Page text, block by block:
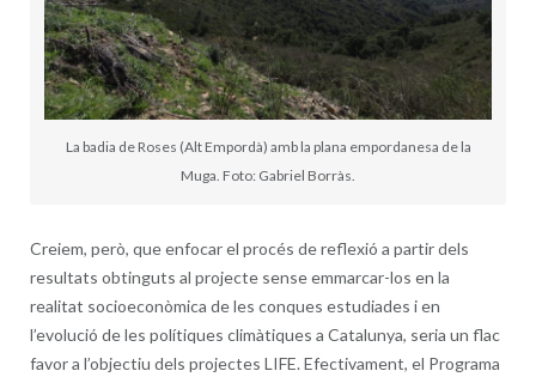
La badia de Roses (Alt Empordà) amb la plana empordanesa de la
Muga. Foto: Gabriel Borràs.
Creiem, però, que enfocar el procés de reflexió a partir dels
resultats obtinguts al projecte sense emmarcar-los en la
realitat socioeconòmica de les conques estudiades i en
l’evolució de les polítiques climàtiques a Catalunya, seria un flac
favor a l’objectiu dels projectes LIFE. Efectivament, el Programa